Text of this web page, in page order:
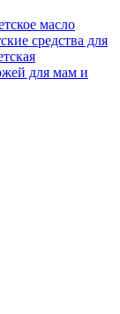
масло
средства для
для мам и